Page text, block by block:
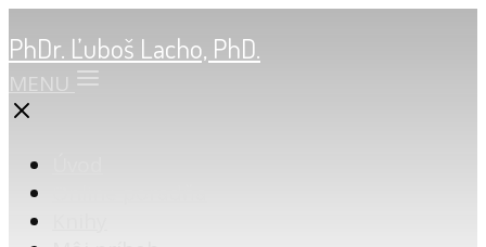
PhDr. Ľuboš Lacho, PhD.
MENU